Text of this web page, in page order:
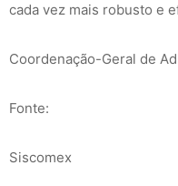
cada vez mais robusto e
Coordenação-Geral de
Fonte:
Siscomex